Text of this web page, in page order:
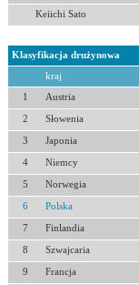
Keiichi Sato
Klasyfikacja drużynowa
kraj
1 Austria
2 Słowenia
3 Japonia
4 Niemcy
5 Norwegia
6 Polska
7 Finlandia
8 Szwajcaria
9 Francja